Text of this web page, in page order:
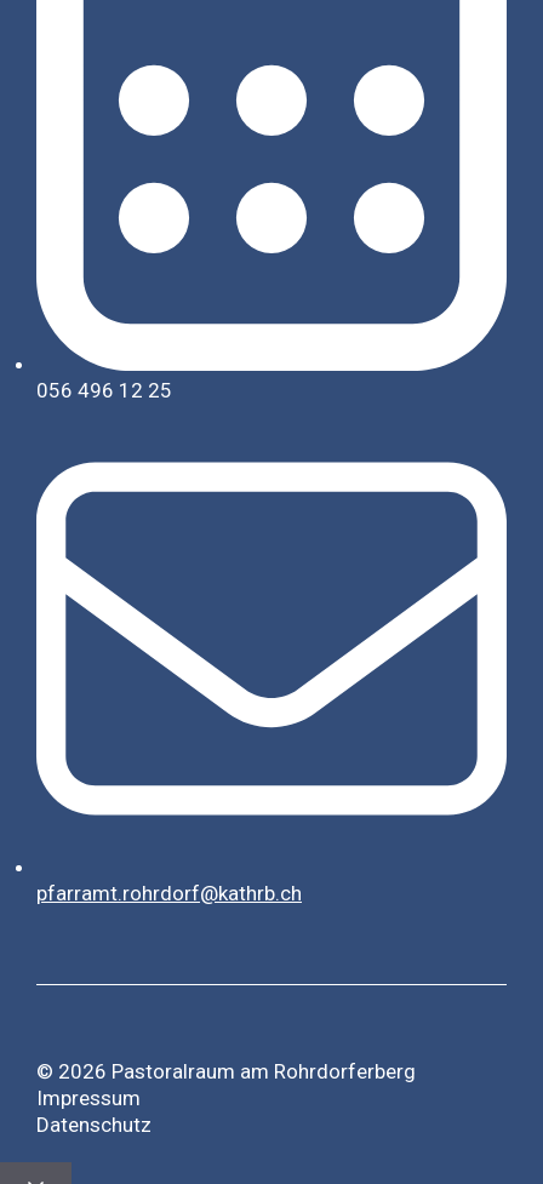
056 496 12 25
pfarramt.rohrdorf@kathrb.ch
© 2026 Pastoralraum am Rohrdorferberg
Impressum
Datenschutz